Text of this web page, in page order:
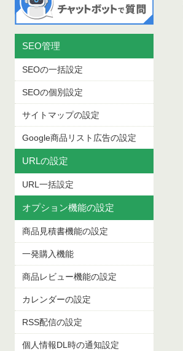
SEO管理
SEOの一括設定
SEOの個別設定
サイトマップの設定
Google商品リスト広告の設定
URLの設定
URL一括設定
オプション機能の設定
商品見積書機能の設定
一発購入機能
商品レビュー機能の設定
カレンダーの設定
RSS配信の設定
個人情報DL時の通知設定